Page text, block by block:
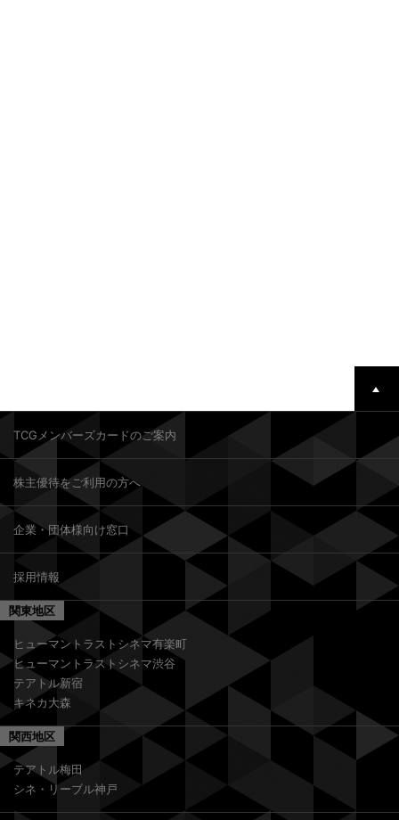
TCGメンバーズカードのご案内
株主優待をご利用の方へ
企業・団体様向け窓口
採用情報
関東地区
ヒューマントラストシネマ有楽町
ヒューマントラストシネマ渋谷
テアトル新宿
キネカ大森
関西地区
テアトル梅田
シネ・リーブル神戸